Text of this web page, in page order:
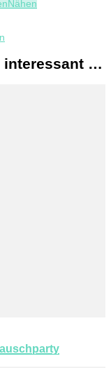
Nähen
interessant …